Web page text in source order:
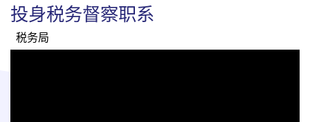
投身税务督察职系
税务局